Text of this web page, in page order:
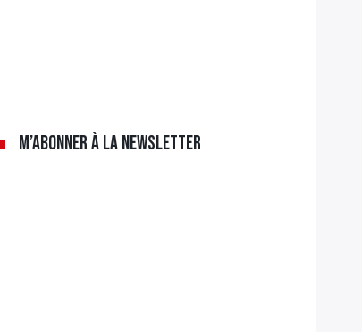
M’abonner à la newsletter